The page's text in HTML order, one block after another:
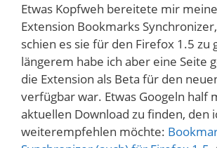
Etwas Kopfweh bereitete mir
Extension Bookmarks
schien es sie für den Firefox 1.5 zu
längerem habe ich aber eine Seite
die Extension als Beta für den
verfügbar war. Etwas Googeln half
aktuellen Download zu finden, den
weiterempfehlen möchte: